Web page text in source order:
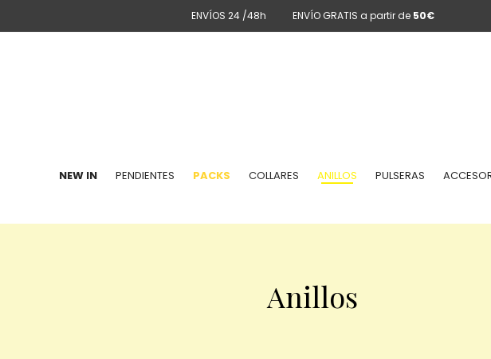
ENVÍOS 24 /48h ENVÍO GRATIS a partir de 50€
NEW IN PENDIENTES PACKS COLLARES ANILLOS PULSERAS
Anillos